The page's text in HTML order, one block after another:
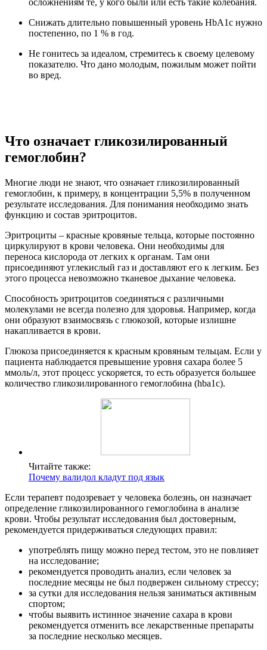
осложнениям те, у кого были или есть такие колебания.
Снижать длительно повышенный уровень HbA1c нужно
постепенно, по 1 % в год.
Не гонитесь за идеалом, стремитесь к своему целевому
показателю. Что дано молодым, пожилым может пойти
во вред.
Что означает гликозилированный
гемоглобин?
Многие люди не знают, что означает гликозилированный
гемоглобин, к примеру, в концентрации 5,5% в полученном
результате исследования. Для понимания необходимо знать
функцию и состав эритроцитов.
Эритроциты – красные кровяные тельца, которые постоянно
циркулируют в крови человека. Они необходимы для
переноса кислорода от легких к органам. Там они
присоединяют углекислый газ и доставляют его к легким. Без
этого процесса невозможно тканевое дыхание человека.
Способность эритроцитов соединяться с различными
молекулами не всегда полезно для здоровья. Например, когда
они образуют взаимосвязь с глюкозой, которые излишне
накапливается в крови.
Глюкоза присоединяется к красным кровяным тельцам. Если у
пациента наблюдается превышение уровня сахара более 5
ммоль/л, этот процесс ускоряется, то есть образуется большее
количество гликозилированного гемоглобина (hba1c).
Читайте также:
Почему валидол кладут под язык
Если терапевт подозревает у человека болезнь, он назначает
определение гликозилированного гемоглобина в анализе
крови. Чтобы результат исследования был достоверным,
рекомендуется придерживаться следующих правил:
употреблять пищу можно перед тестом, это не повлияет
на исследование;
рекомендуется проводить анализ, если человек за
последние месяцы не был подвержен сильному стрессу;
за сутки для исследования нельзя заниматься активным
спортом;
чтобы выявить истинное значение сахара в крови
рекомендуется отменить все лекарственные препараты
за последние несколько месяцев.